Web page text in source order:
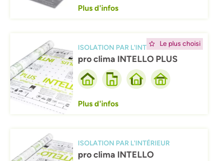
Plus d'infos
Le plus choisi
ISOLATION PAR L'INTÉRIEUR
pro clima INTELLO PLUS
Plus d'infos
Afbeelding
ISOLATION PAR L'INTÉRIEUR
pro clima INTELLO